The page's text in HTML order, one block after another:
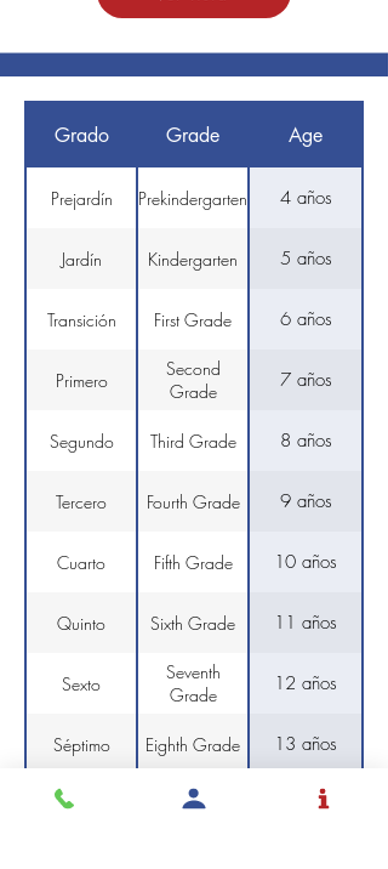
Grado Grade Age
Prejardín Prekindergarten 4 años
Jardín Kindergarten 5 años
Transición First Grade 6 años
Primero
Second
Grade
7 años
Segundo Third Grade 8 años
Tercero Fourth Grade 9 años
Cuarto Fifth Grade 10 años
Quinto Sixth Grade 11 años
Sexto
Seventh
Grade
12 años
Séptimo Eighth Grade 13 años
Octavo Ninth Grade 14 años